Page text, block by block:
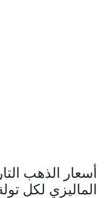
أسعار الذهب
الماليزي لكل تولة